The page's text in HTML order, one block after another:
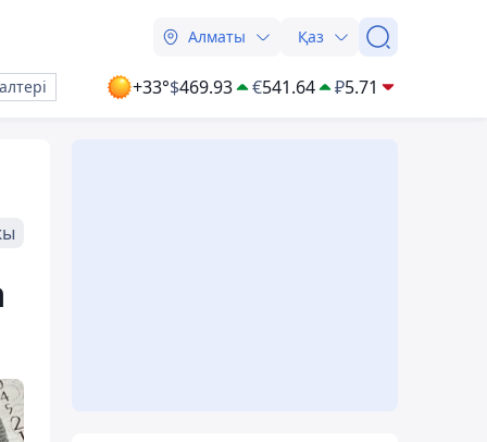
Алматы Қаз
+33°$469.93 €541.64 ₽5.71